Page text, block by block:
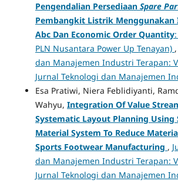
Pengendalian Persediaan Spare
Pembangkit Listrik Menggunakan
Abc Dan Economic Order Quantity
PLN Nusantara Power Up Tenayan) ,
dan Manajemen Industri Terapan:
Jurnal Teknologi dan Manajemen
Esa Pratiwi, Niera Feblidiyanti,
Wahyu, Integration Of Value
Systematic Layout Planning
Material System To Reduce
Sports Footwear Manufacturing ,
dan Manajemen Industri Terapan:
Jurnal Teknologi dan Manajemen